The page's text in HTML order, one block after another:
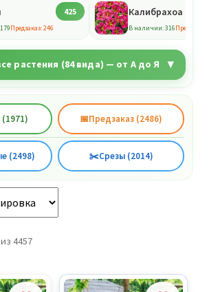
425
Предзаказ: 246
Калибрахоа
В наличии: 316Предзаказ:
растения (84 вида) — от А до Я
(1971) 📅Предзаказ (2486)
(2498) ✂️Срезы (2014)
4457